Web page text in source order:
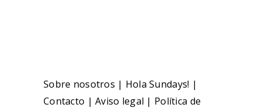
Sobre nosotros | Hola Sundays! |
Contacto |Aviso legal | Política de